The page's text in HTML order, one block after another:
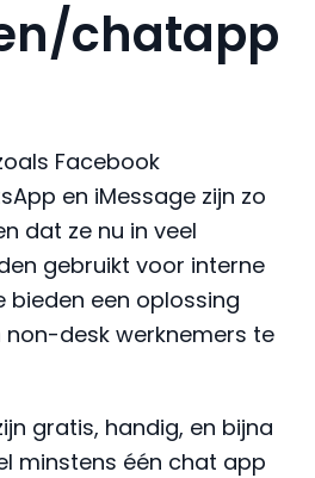
chatapp
Facebook
en iMessage zijn zo
dat ze nu in veel
gebruikt voor interne
bieden een oplossing
desk werknemers te
gratis, handig, en bijna
minstens één chat app